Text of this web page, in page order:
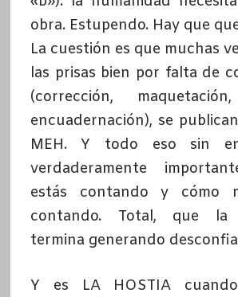
obra. Estupendo. Hay que
La cuestión es que muchas
las prisas bien por falta de
(corrección,
encuadernación), se
MEH. Y todo eso sin
verdaderamente
estás contando y cómo
contando. Total, que la
termina generando
Y es LA HOSTIA